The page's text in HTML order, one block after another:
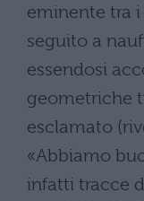
eminente tra
seguito a
essendosi
geometriche
esclamato
«Abbiamo
infatti tracce